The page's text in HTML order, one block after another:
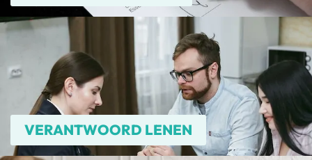
VERANTWOORD LENEN